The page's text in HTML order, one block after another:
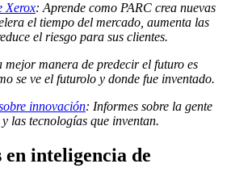
Xerox: Aprende como PARC crea nuevas
el tiempo del mercado, aumenta las
el riesgo para sus clientes.
mejor manera de predecir el futuro es
se ve el futurolo y donde fue inventado.
innovación: Informes sobre la gente
las tecnologías que inventan.
en inteligencia de